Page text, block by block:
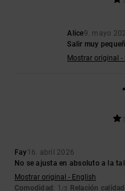
Alice9. mayo
Salir muy
Mostrar original -
Fay16. abril 2026
No se ajusta en absoluto a la
Mostrar original - English
Comodidad: 1 /5 Relación